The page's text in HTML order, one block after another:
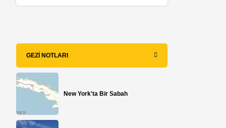
GEZI NOTLARI
New York'ta Bir Sabah